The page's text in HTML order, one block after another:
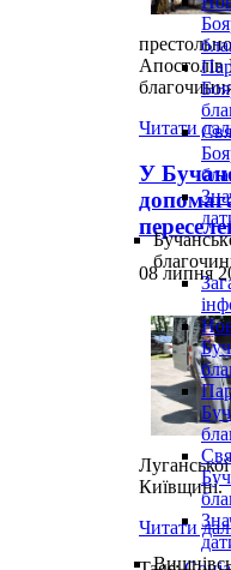
Апостолів
Читати
У
08 липня
Київщині.
Читати